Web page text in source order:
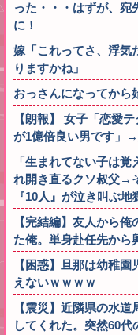
った・・・はずが、宛
に！
嫁「これってさ、浮気
りますかね」
おっさんになってから
【朗報】 女子「恋愛
が1億倍良い男です」
「生まれてない子は
れ開き直るクソ叔父→
『10人』が泣き叫ぶ地
【完結編】友人から
た俺。単身赴任先から
【困惑】旦那は幼稚
えないｗｗｗｗ
【震災】近隣県の水
してくれた。突然60代